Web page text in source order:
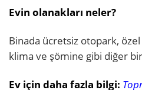
Evin olanakları neler?
Binada ücretsiz otopark, özel
klima ve şömine gibi diğer
Ev için daha fazla bilgi: